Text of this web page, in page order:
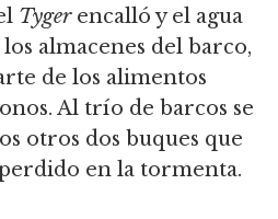
Tyger encalló y el agua
almacenes del barco,
de los alimentos
Al trío de barcos se
otros dos buques que
en la tormenta.